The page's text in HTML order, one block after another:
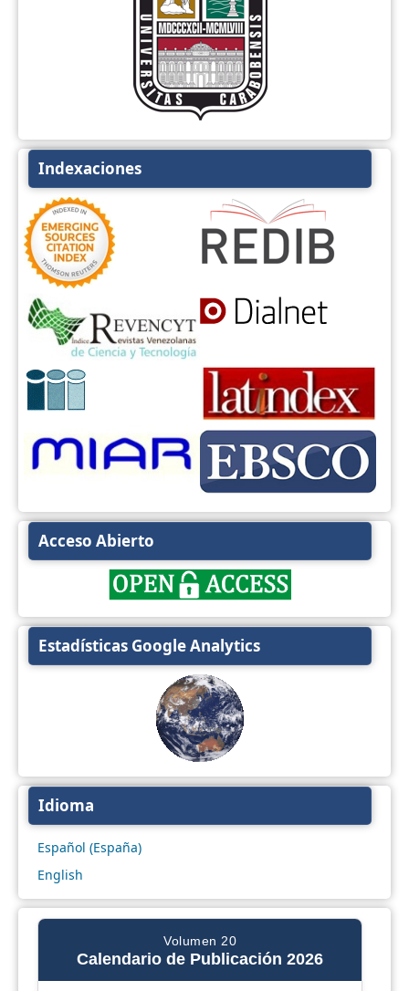
Indexaciones
Acceso Abierto
Estadísticas Google Analytics
Idioma
Español (España)
English
Volumen 20
Calendario de Publicación 2026